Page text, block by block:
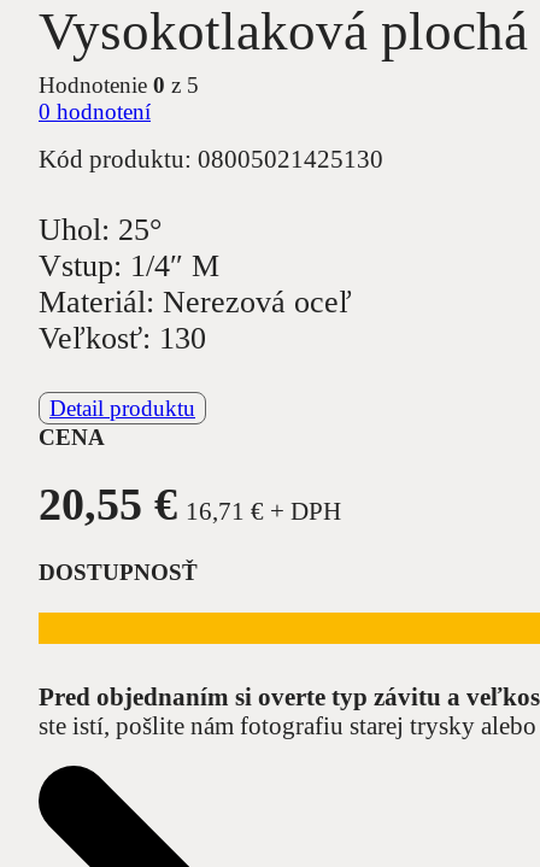
Vysokotlaková
Hodnotenie 0 z 5
0 hodnotení
Kód produktu: 08005021425130
Uhol: 25°
Vstup: 1/4″ M
Materiál: Nerezová oceľ
Veľkosť: 130
Detail produktu
CENA
20,55 € 16,71 € + DPH
DOSTUPNOSŤ
Pred objednaním si overte typ závitu a
ste istí, pošlite nám fotografiu starej trysky